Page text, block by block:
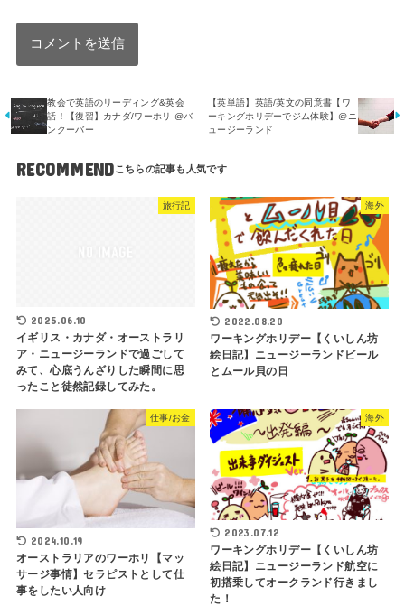
教会で英語のリーディング&英会
話！【復習】カナダ/ワーホリ @バ
ンクーバー
【英単語】英語/英文の同意書【ワ
ーキングホリデーでジム体験】@ニ
ュージーランド
RECOMMEND
旅行記
2025.06.10
イギリス・カナダ・オーストラリ
ア・ニュージーランドで過ごして
みて、心底うんざりした瞬間に思
ったこと徒然記録してみた。
海外
2022.08.20
ワーキングホリデー【くいしん坊
絵日記】ニュージーランドビール
とムール貝の日
仕事/お金
2024.10.19
オーストラリアのワーホリ【マッ
サージ事情】セラピストとして仕
事をしたい人向け
海外
2023.07.12
ワーキングホリデー【くいしん坊
絵日記】ニュージーランド航空に
初搭乗してオークランド行きまし
た！